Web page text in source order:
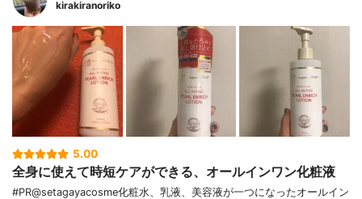
kirakiranoriko
5.00
全身に使えて時短ケアができる、オールインワン化粧液
#PR@setagayacosme化粧水、乳液、美容液が一つになったオールイン